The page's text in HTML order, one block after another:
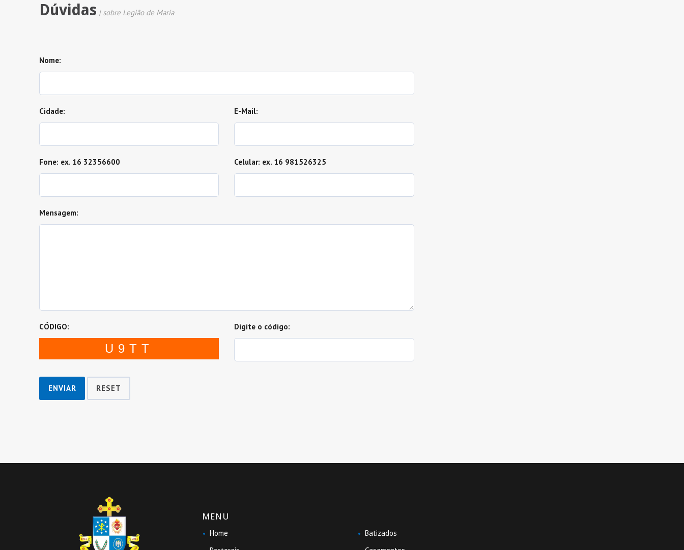
Dúvidas | sobre Legião de Maria
Nome:
Cidade: E-Mail:
Fone: ex. 16 32356600 Celular: ex. 16 981526325
Mensagem:
CÓDIGO:
U9TT
Digite o código:
ENVIAR RESET
MENU
Home
Batizados